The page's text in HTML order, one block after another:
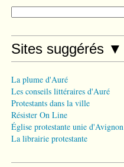
Sites suggérés ▼
La plume d'Auré
Les conseils littéraires d'Auré
Protestants dans la ville
Résister On Line
Église protestante unie d'Avignon
La librairie protestante